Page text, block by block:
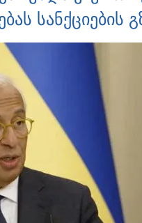
სანქციების